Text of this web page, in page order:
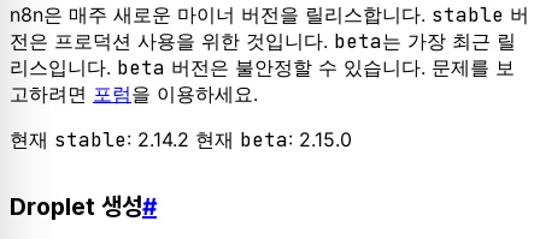
n8n은 매주 새로운 마이너 버전을 릴리스합니다. stable 버
전은 프로덕션 사용을 위한 것입니다. beta는 가장 최근 릴
리스입니다. beta 버전은 불안정할 수 있습니다. 문제를 보
고하려면 포럼을 이용하세요.
현재 stable: 2.14.2 현재 beta: 2.15.0
Droplet 생성#